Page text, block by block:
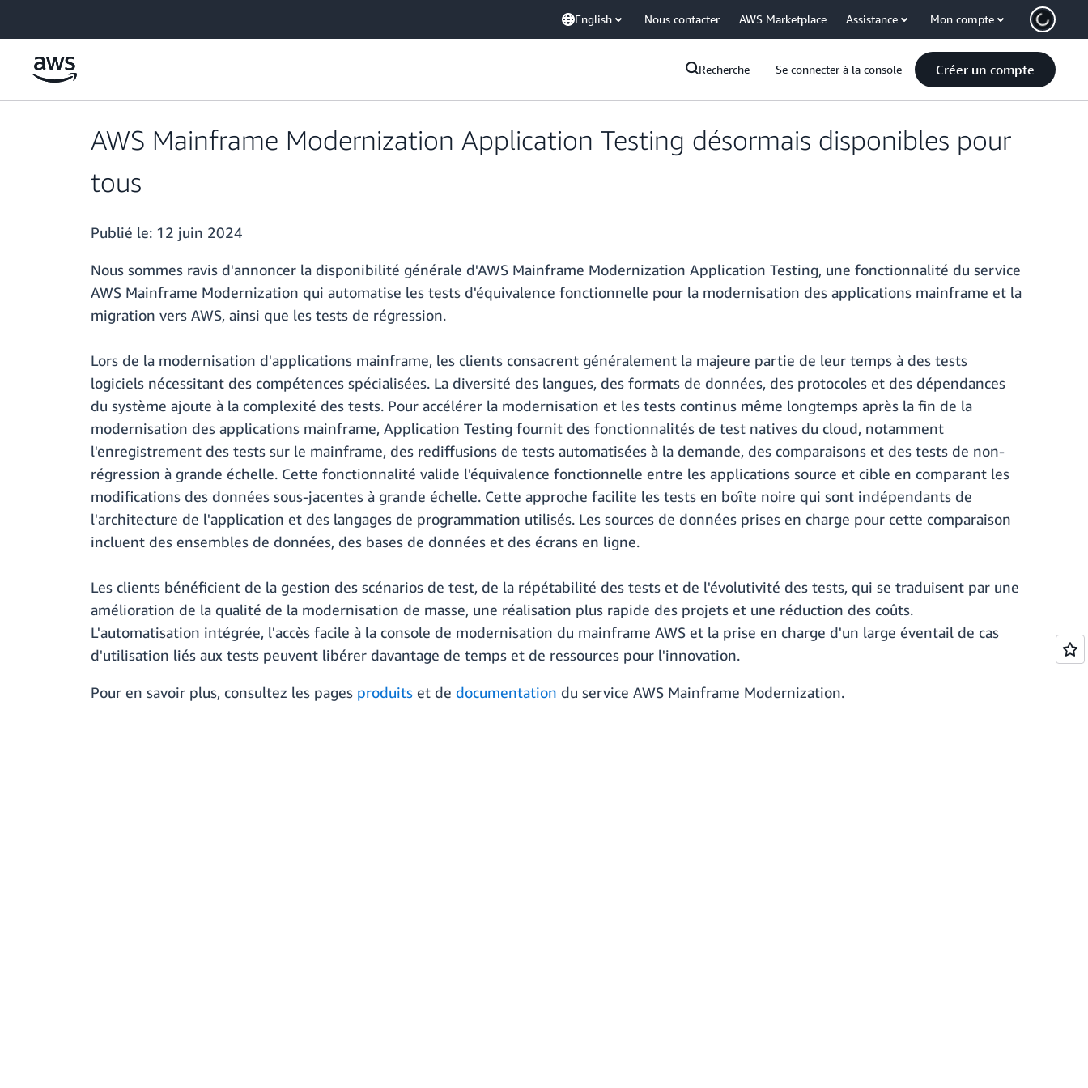
English Nous contacter AWS Marketplace Assistance Mon compte
Recherche Se connecter à la console Créer un compte
AWS Mainframe Modernization Application Testing désormais disponibles pour
tous
Publié le: 12 juin 2024
Nous sommes ravis d'annoncer la disponibilité générale d'AWS Mainframe Modernization Application Testing, une fonctionnalité du service
AWS Mainframe Modernization qui automatise les tests d'équivalence fonctionnelle pour la modernisation des applications mainframe et la
migration vers AWS, ainsi que les tests de régression.
Lors de la modernisation d'applications mainframe, les clients consacrent généralement la majeure partie de leur temps à des tests
logiciels nécessitant des compétences spécialisées. La diversité des langues, des formats de données, des protocoles et des dépendances
du système ajoute à la complexité des tests. Pour accélérer la modernisation et les tests continus même longtemps après la fin de la
modernisation des applications mainframe, Application Testing fournit des fonctionnalités de test natives du cloud, notamment
l'enregistrement des tests sur le mainframe, des rediffusions de tests automatisées à la demande, des comparaisons et des tests de non-
régression à grande échelle. Cette fonctionnalité valide l'équivalence fonctionnelle entre les applications source et cible en comparant les
modifications des données sous-jacentes à grande échelle. Cette approche facilite les tests en boîte noire qui sont indépendants de
l'architecture de l'application et des langages de programmation utilisés. Les sources de données prises en charge pour cette comparaison
incluent des ensembles de données, des bases de données et des écrans en ligne.
Les clients bénéficient de la gestion des scénarios de test, de la répétabilité des tests et de l'évolutivité des tests, qui se traduisent par une
amélioration de la qualité de la modernisation de masse, une réalisation plus rapide des projets et une réduction des coûts.
L'automatisation intégrée, l'accès facile à la console de modernisation du mainframe AWS et la prise en charge d'un large éventail de cas
d'utilisation liés aux tests peuvent libérer davantage de temps et de ressources pour l'innovation.
Pour en savoir plus, consultez les pages produits et de documentation du service AWS Mainframe Modernization.